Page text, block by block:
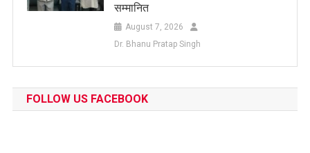
सम्मानित
August 7, 2026
Dr. Bhanu Pratap Singh
FOLLOW US FACEBOOK